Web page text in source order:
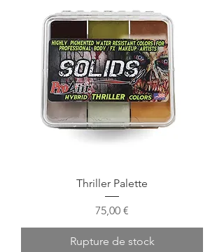
Thriller Palette
Prix
75,00 €
Rupture de stock